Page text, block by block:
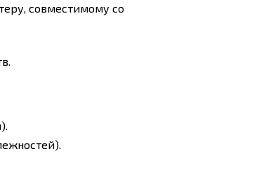
совместимому со